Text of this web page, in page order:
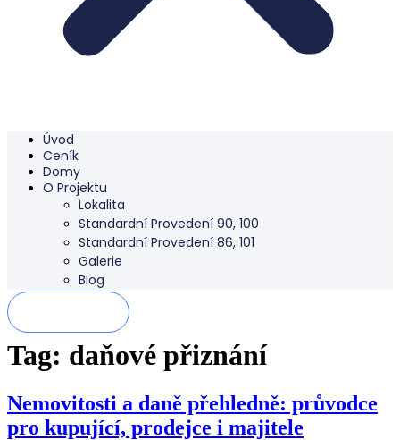
Úvod
Ceník
Domy
O Projektu
Lokalita
Standardní Provedení 90, 100
Standardní Provedení 86, 101
Galerie
Blog
Tag: daňové přiznání
Nemovitosti a daně přehledně: průvodce
pro kupující, prodejce i majitele